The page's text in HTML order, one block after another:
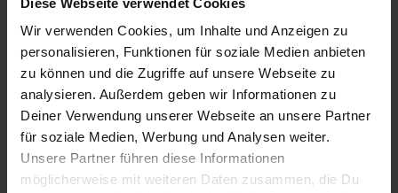
Wir verwenden Cookies, um Inhalte und Anzeigen zu
personalisieren, Funktionen für soziale Medien anbieten
zu können und die Zugriffe auf unsere Webseite zu
analysieren. Außerdem geben wir Informationen zu
Deiner Verwendung unserer Webseite an unsere Partner
für soziale Medien, Werbung und Analysen weiter.
Unsere Partner führen diese Informationen
möglicherweise mit weiteren Daten zusammen, die Du
Arzt sie individuell abstimmt, sollten Sie das
Arzneimittel daher nach seinen Anweisungen
anwenden.
CEFANORM Hartkapseln
100 St. • 0,22 € / St.
Pflichtangaben und Details
22,42€